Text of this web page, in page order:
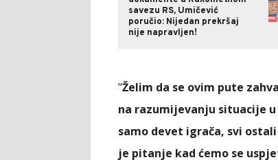
savezu RS, Umičević
poručio: Nijedan prekršaj
nije napravljen!
"Želim da se ovim pute
na razumijevanju situacije
samo devet igrača, svi
je pitanje kad ćemo se